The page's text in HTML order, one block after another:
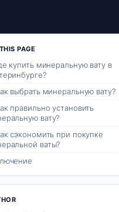
PAGE
купить минеральную вату в
выбрать минеральную вату?
правильно установить
вату?
сэкономить при покупке
ваты?